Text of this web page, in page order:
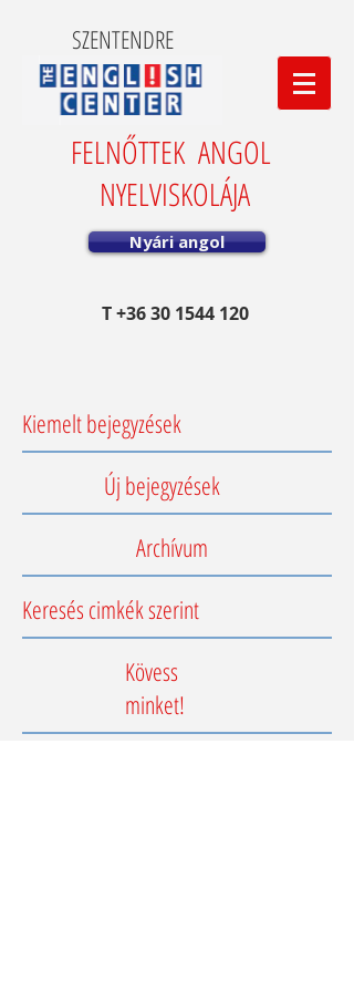
SZENTENDRE
FELNŐTTEK ANGOL
NYELVISKOLÁJA
Nyári angol
T+36 30 1544 120
Kiemelt bejegyzések
Új bejegyzések
Archívum
Keresés cimkék szerint
Kövess
minket!